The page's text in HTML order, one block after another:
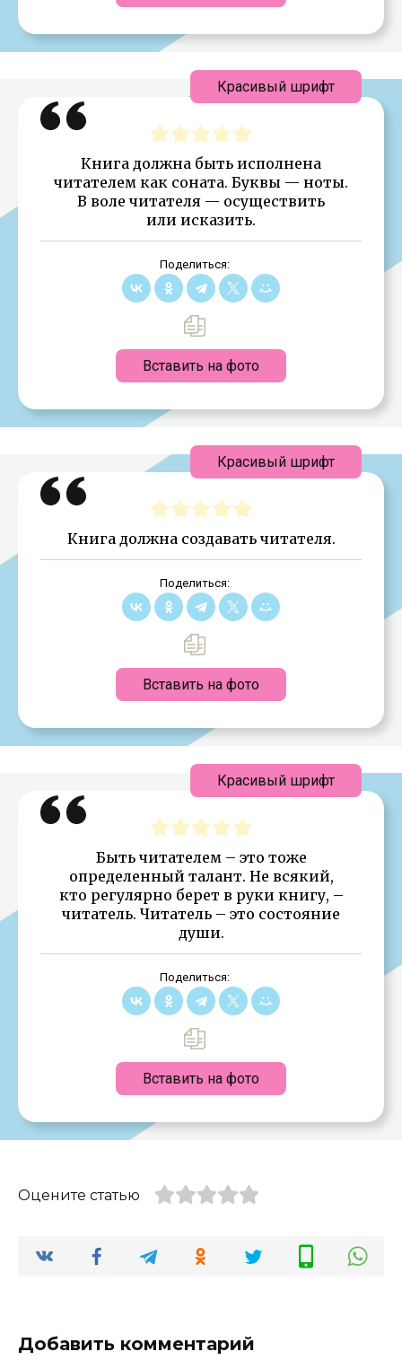
Книга должна быть исполнена
читателем как соната. Буквы — ноты.
В воле читателя — осуществить
или исказить.
Поделиться:
Вставить на фото
Красивый шрифт
Книга должна создавать читателя.
Поделиться:
Вставить на фото
Красивый шрифт
Быть читателем – это тоже
определенный талант. Не всякий,
кто регулярно берет в руки книгу, –
читатель. Читатель – это состояние
души.
Поделиться:
Вставить на фото
Красивый шрифт
Оцените статью
Добавить комментарий